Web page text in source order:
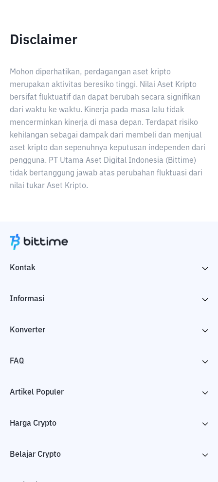
Disclaimer
Mohon diperhatikan, perdagangan aset kripto
merupakan aktivitas beresiko tinggi. Nilai Aset Kripto
bersifat fluktuatif dan dapat berubah secara signifikan
dari waktu ke waktu. Kinerja pada masa lalu tidak
mencerminkan kinerja di masa depan. Terdapat risiko
kehilangan sebagai dampak dari membeli dan menjual
aset kripto dan sepenuhnya keputusan independen dari
pengguna. PT Utama Aset Digital Indonesia (Bittime)
tidak bertanggung jawab atas perubahan fluktuasi dari
nilai tukar Aset Kripto.
Kontak
Informasi
Konverter
FAQ
Artikel Populer
Harga Crypto
Belajar Crypto